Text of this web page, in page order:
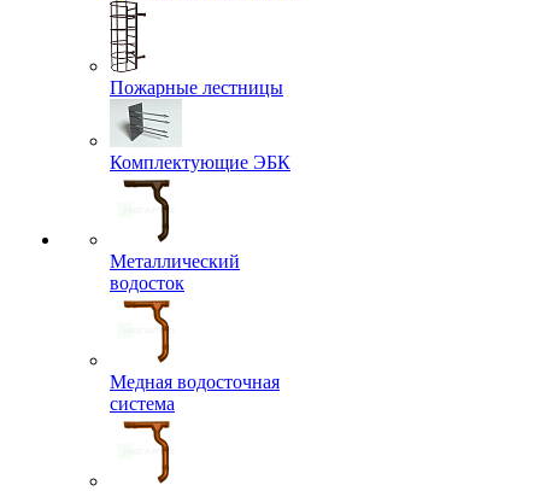
Пожарные лестницы
Комплектующие ЭБК
Металлический
водосток
Медная водосточная
система